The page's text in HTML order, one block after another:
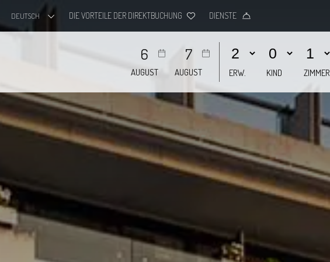
DEUTSCH DIE VORTEILE DER DIREKTBUCHUNG DIENSTE
6
AUGUST
7
AUGUST ERW. KIND ZIMMER